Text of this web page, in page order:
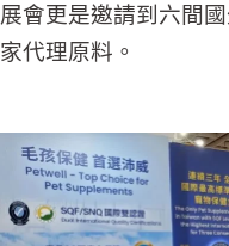
展會更是邀請到六間
家代理原料。